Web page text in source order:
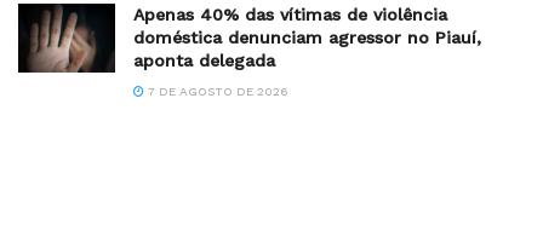
Apenas 40% das vítimas de violência
doméstica denunciam agressor no Piauí,
aponta delegada
7 DE AGOSTO DE 2026